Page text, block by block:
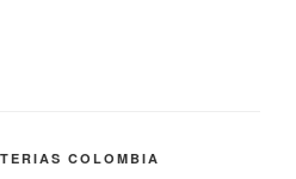
COLOMBIA